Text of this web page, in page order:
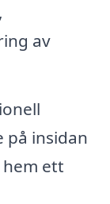
av
på insidan
ett